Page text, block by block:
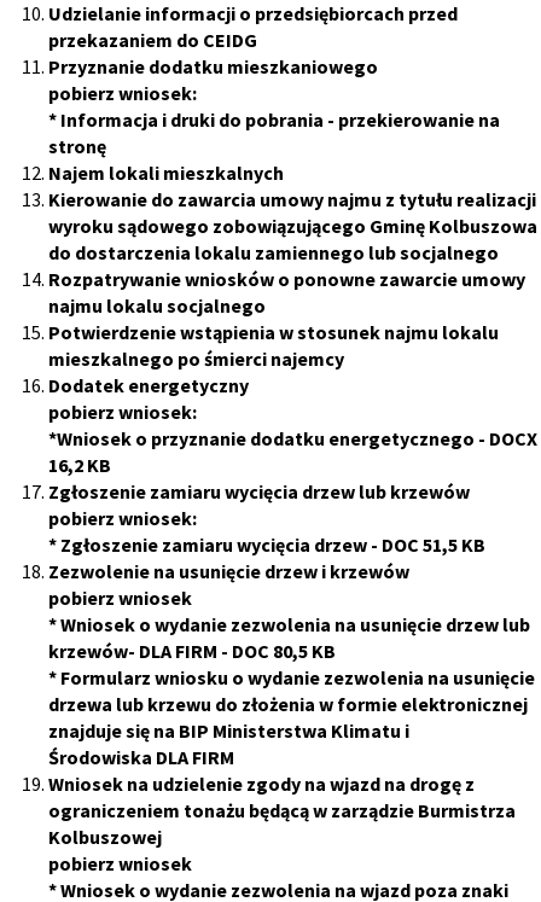
Udzielanie informacji o przedsiębiorcach przed
przekazaniem do CEIDG
Przyznanie dodatku mieszkaniowego
pobierz wniosek:
* Informacja i druki do pobrania - przekierowanie na
stronę
Najem lokali mieszkalnych
Kierowanie do zawarcia umowy najmu z tytułu realizacji
wyroku sądowego zobowiązującego Gminę Kolbuszowa
do dostarczenia lokalu zamiennego lub socjalnego
Rozpatrywanie wniosków o ponowne zawarcie umowy
najmu lokalu socjalnego
Potwierdzenie wstąpienia w stosunek najmu lokalu
mieszkalnego po śmierci najemcy
Dodatek energetyczny
pobierz wniosek:
*Wniosek o przyznanie dodatku energetycznego - DOCX
16,2 KB
Zgłoszenie zamiaru wycięcia drzew lub krzewów
pobierz wniosek:
* Zgłoszenie zamiaru wycięcia drzew - DOC 51,5 KB
Zezwolenie na usunięcie drzew i krzewów
pobierz wniosek
*Wniosek o wydanie zezwolenia na usunięcie drzew lub
krzewów- DLA FIRM - DOC 80,5 KB
* Formularz wniosku o wydanie zezwolenia na usunięcie
drzewa lub krzewu do złożenia w formie elektronicznej
znajduje się na BIP Ministerstwa Klimatu i
Środowiska DLA FIRM
Wniosek na udzielenie zgody na wjazd na drogę z
ograniczeniem tonażu będącą w zarządzie Burmistrza
Kolbuszowej
pobierz wniosek
*Wniosek o wydanie zezwolenia na wjazd poza znaki